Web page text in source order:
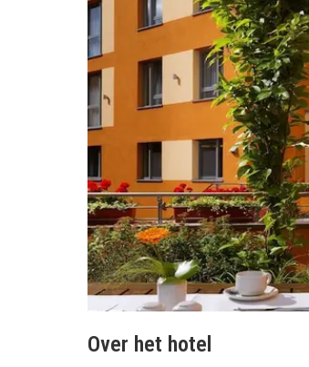
Over het hotel